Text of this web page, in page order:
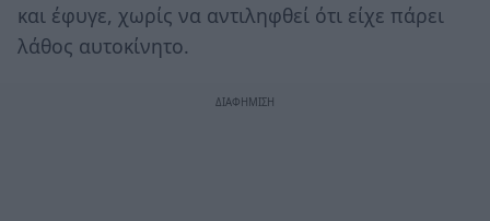
και έφυγε, χωρίς να αντιληφθεί ότι είχε πάρει
λάθος αυτοκίνητο.